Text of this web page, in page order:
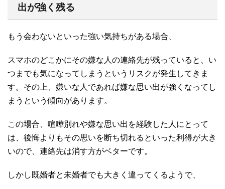
出が強く残る
もう会わないといった強い気持ちがある場合、
スマホのどこかにその嫌な人の連絡先が残っていると、い
つまでも気になってしまうというリスクが発生してきま
す。その上、嫌いな人であれば嫌な思い出が強くなってし
まうという傾向があります。
この場合、喧嘩別れや嫌な思い出を経験した人にとって
は、後悔よりもその思いを断ち切れるといった利得が大き
いので、連絡先は消す方がベターです。
しかし既婚者と未婚者でも大きく違ってくるようで、